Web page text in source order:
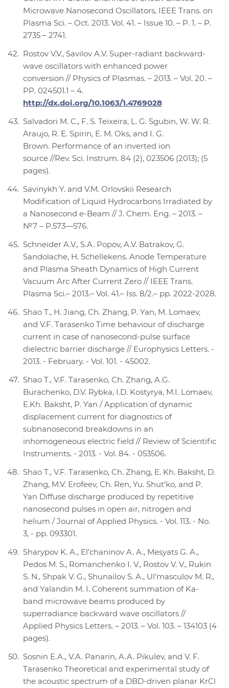
Microwave Nanosecond Oscillators, IEEE Trans. on
Plasma Sci. – Oct. 2013. Vol. 41. – Issue 10. – P. 1. – P.
2735 – 2741.
Rostov V.V., Savilov A.V. Super-radiant backward-
wave oscillators with enhanced power
conversion // Physics of Plasmas. – 2013. – Vol. 20. –
PP. 024501.1 – 4.
http://dx.doi.org/10.1063/1.4769028
Salvadori M. C., F. S. Teixeira, L. G. Sgubin, W. W. R.
Araujo, R. E. Spirin, E. M. Oks, and I. G.
Brown. Performance of an inverted ion
source //Rev. Sci. Instrum. 84 (2), 023506 (2013); (5
pages).
Savinykh Y. and V.M. Orlovskii Research
Modification of Liquid Hydrocarbons Irradiated by
a Nanosecond e-Beam // J. Chem. Eng. – 2013. –
№7 – P.573—576.
Schneider A.V., S.A. Popov, A.V. Batrakov, G.
Sandolache, H. Schellekens. Anode Temperature
and Plasma Sheath Dynamics of High Current
Vacuum Arc After Current Zero // IEEE Trans.
Plasma Sci.– 2013.– Vol. 41.– Iss. 8/2.– pp. 2022-2028.
Shao T., H. Jiang, Ch. Zhang, P. Yan, M. Lomaev,
and V.F. Tarasenko Time behaviour of discharge
current in case of nanosecond-pulse surface
dielectric barrier discharge // Europhysics Letters. -
2013. - February. - Vol. 101. - 45002.
Shao T., V.F. Tarasenko, Ch. Zhang, A.G.
Burachenko, D.V. Rybka, I.D. Kostyrya, M.I. Lomaev,
E.Kh. Baksht, P. Yan / Application of dynamic
displacement current for diagnostics of
subnanosecond breakdowns in an
inhomogeneous electric field // Review of Scientific
Instruments. - 2013. - Vol. 84. - 053506.
Shao T., V.F. Tarasenko, Ch. Zhang, E. Kh. Baksht, D.
Zhang, M.V. Erofeev, Ch. Ren, Yu. Shut’ko, and P.
Yan Diffuse discharge produced by repetitive
nanosecond pulses in open air, nitrogen and
helium / Journal of Applied Physics. - Vol. 113. - No.
3, - pp. 093301.
Sharypov K. A., El’chaninov A. A., Mesyats G. A.,
Pedos M. S., Romanchenko I. V., Rostov V. V., Rukin
S. N., Shpak V. G., Shunailov S. A., Ul’masculov M. R.,
and Yalandin M. I. Coherent summation of Ka-
band microwave beams produced by
superradiance backward wave oscillators //
Applied Physics Letters. – 2013. – Vol. 103. – 134103 (4
pages).
Sosnin E.A., V.A. Panarin, A.A. Pikulev, and V. F.
Tarasenko Theoretical and experimental study of
the acoustic spectrum of a DBD-driven planar KrCl